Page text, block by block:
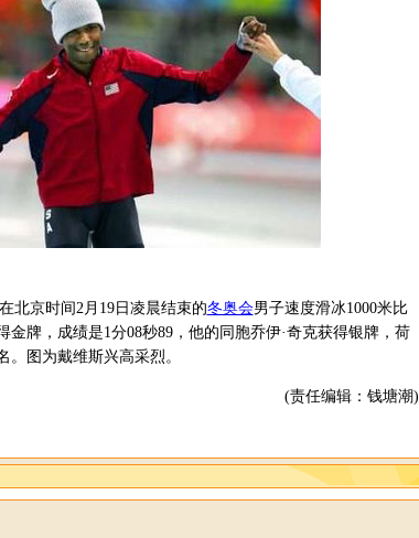
京时间2月19日凌晨结束的冬奥会男子速度滑冰1000米比
金牌，成绩是1分08秒89，他的同胞乔伊·奇克获得银牌，荷
。图为戴维斯兴高采烈。
(责任编辑：钱塘潮)